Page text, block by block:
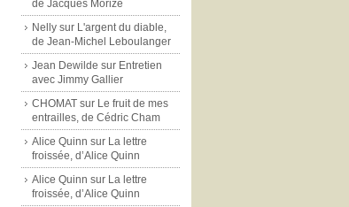
de Jacques Morize
Nelly sur L'argent du diable,
de Jean-Michel Leboulanger
Jean Dewilde sur Entretien
avec Jimmy Gallier
CHOMAT sur Le fruit de mes
entrailles, de Cédric Cham
Alice Quinn sur La lettre
froissée, d’Alice Quinn
Alice Quinn sur La lettre
froissée, d’Alice Quinn